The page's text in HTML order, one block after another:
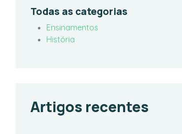
Todas as categorias
Ensinamentos
História
Artigos recentes